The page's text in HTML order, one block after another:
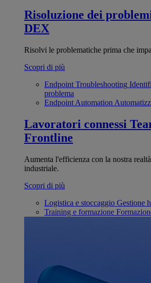
Risoluzione dei
DEX
Risolvi le problematiche prima che
Scopri di più
Endpoint Troubleshooting
problema
Endpoint Automation
Lavoratori connessi
Frontline
Aumenta l'efficienza con la nostra
industriale.
Scopri di più
Logistica e stoccaggio Gestione
Training e formazione